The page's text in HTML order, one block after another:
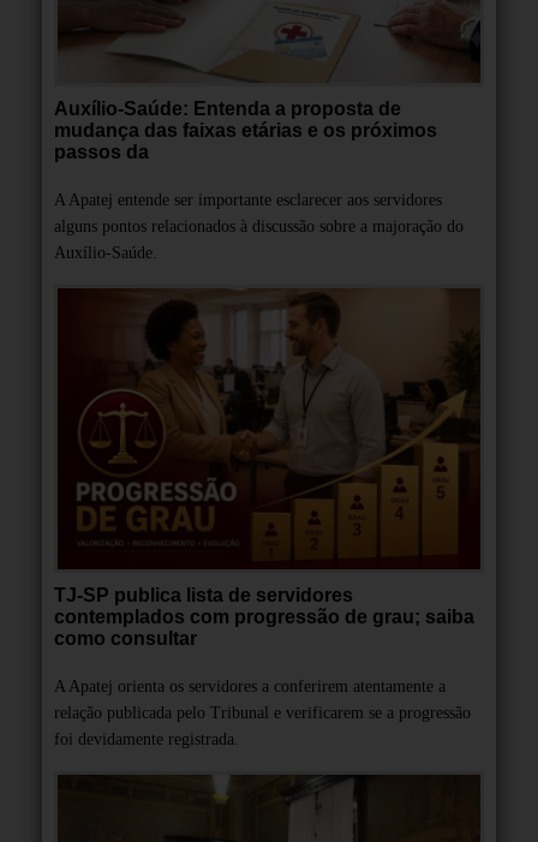
Auxílio-Saúde: Entenda a proposta de
mudança das faixas etárias e os próximos
passos da
A Apatej entende ser importante esclarecer aos servidores
alguns pontos relacionados à discussão sobre a majoração do
Auxílio-Saúde.
TJ-SP publica lista de servidores
contemplados com progressão de grau; saiba
como consultar
A Apatej orienta os servidores a conferirem atentamente a
relação publicada pelo Tribunal e verificarem se a progressão
foi devidamente registrada.